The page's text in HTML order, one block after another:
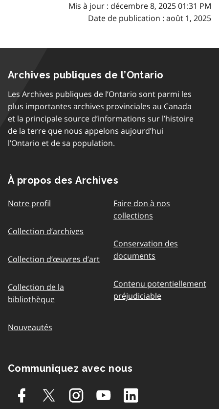
Mis à jour : décembre 8, 2025 01:31 PM
Date de publication : août 1, 2025
Archives publiques de l’Ontario
Les Archives publiques de l’Ontario sont parmi les
plus importantes archives provinciales au Canada
et la principale source d’informations sur l’histoire
de la terre que nous appelons aujourd’hui
l’Ontario et de sa population.
À propos des Archives
Notre profil
Collection d’archives
Collection d’œuvres d’art
Collection de la
bibliothèque
Nouveautés
Faire don à nos
collections
Conservation des
documents
Contenu potentiellement
préjudiciable
Communiquez avec nous